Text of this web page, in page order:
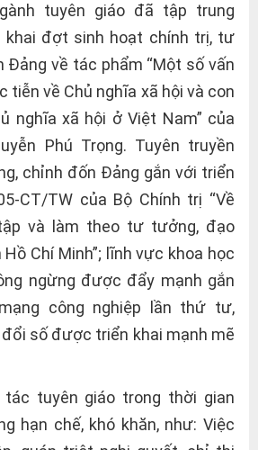
tuyên giáo đã tập trung
khai đợt sinh hoạt chính trị, tư
về tác phẩm “Một số vấn
tiễn về Chủ nghĩa xã hội và con
nghĩa xã hội ở Việt Nam” của
Phú Trọng. Tuyên truyền
chỉnh đốn Đảng gắn với triển
CT/TW của Bộ Chính trị “Về
và làm theo tư tưởng, đạo
Chí Minh”; lĩnh vực khoa học
ngừng được đẩy mạnh gắn
công nghiệp lần thứ tư,
số được triển khai mạnh mẽ
tác tuyên giáo trong thời gian
hạn chế, khó khăn, như: Việc